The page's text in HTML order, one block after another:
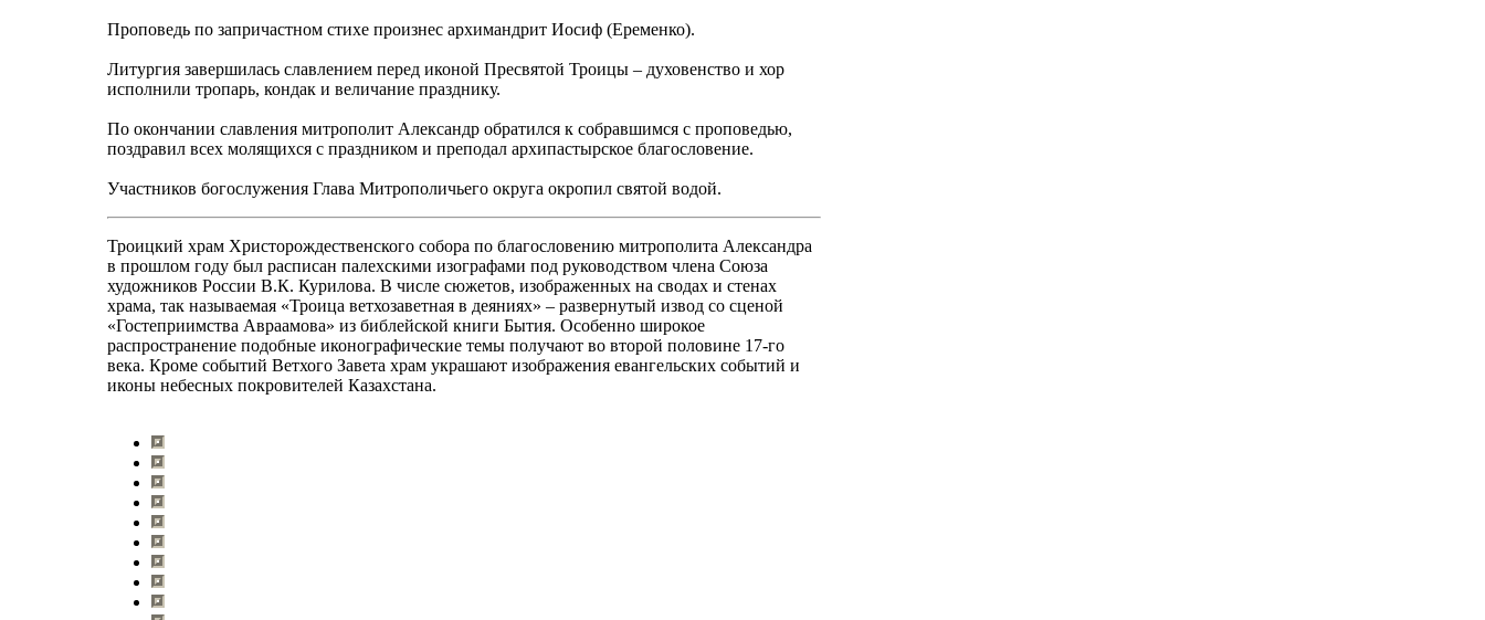
Проповедь по запричастном стихе произнес архимандрит Иосиф (Еременко).
Литургия завершилась славлением перед иконой Пресвятой Троицы – духовенство и хор
исполнили тропарь, кондак и величание празднику.
По окончании славления митрополит Александр обратился к собравшимся с проповедью,
поздравил всех молящихся с праздником и преподал архипастырское благословение.
Участников богослужения Глава Митрополичьего округа окропил святой водой.
Троицкий храм Христорождественского собора по благословению митрополита Александра
в прошлом году был расписан палехскими изографами под руководством члена Союза
художников России В.К. Курилова. В числе сюжетов, изображенных на сводах и стенах
храма, так называемая «Троица ветхозаветная в деяниях» – развернутый извод со сценой
«Гостеприимства Авраамова» из библейской книги Бытия. Особенно широкое
распространение подобные иконографические темы получают во второй половине 17-го
века. Кроме событий Ветхого Завета храм украшают изображения евангельских событий и
иконы небесных покровителей Казахстана.